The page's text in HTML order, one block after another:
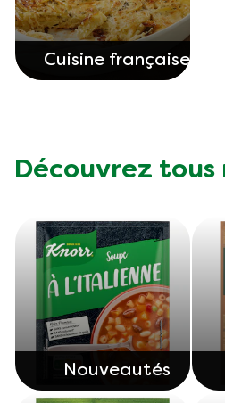
Cuisine française
Découvrez tous
Nouveautés